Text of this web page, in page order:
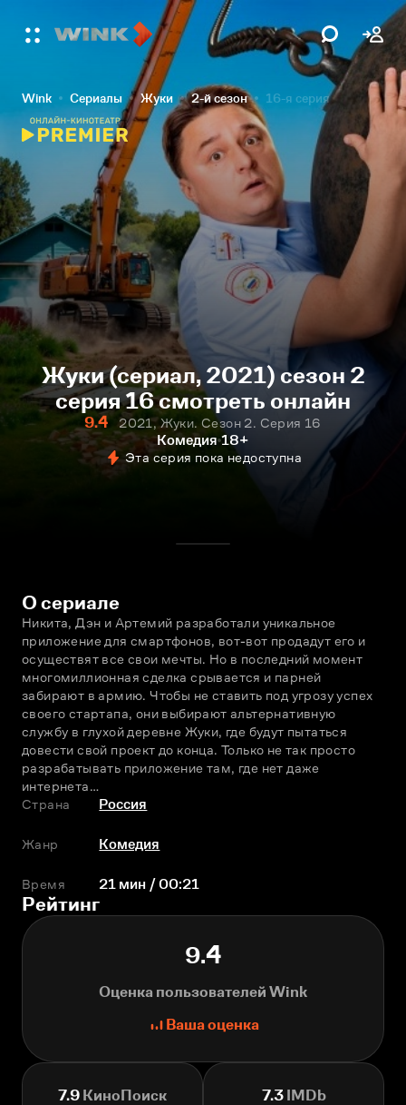
Wink Сериалы Жуки 2-й сезон 16-я серия
Жуки (сериал, 2021) сезон 2
серия 16 смотреть онлайн
9.4
2021, Жуки. Сезон 2. Серия 16
Комедия 18+
Эта серия пока недоступна
О сериале
Никита, Дэн и Артемий разработали уникальное
приложение для смартфонов, вот-вот продадут его и
осуществят все свои мечты. Но в последний момент
многомиллионная сделка срывается и парней
забирают в армию. Чтобы не ставить под угрозу успех
своего стартапа, они выбирают альтернативную
службу в глухой деревне Жуки, где будут пытаться
довести свой проект до конца. Только не так просто
разрабатывать приложение там, где нет даже
интернета…
Страна
Россия
Жанр Комедия
Время 21 мин / 00:21
Рейтинг
9.4
Оценка пользователей Wink
Ваша оценка
7.9 КиноПоиск 7.3IMDb